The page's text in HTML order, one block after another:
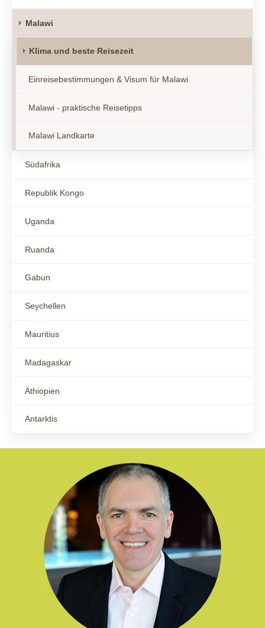
Malawi
Klima und beste Reisezeit
Einreisebestimmungen & Visum für Malawi
Malawi - praktische Reisetipps
Malawi Landkarte
Südafrika
Republik Kongo
Uganda
Ruanda
Gabun
Seychellen
Mauritius
Madagaskar
Äthiopien
Antarktis